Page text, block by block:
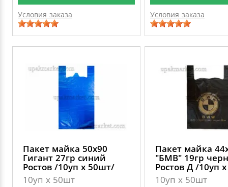
Условия заказа Условия заказа
Пакет майка 50х90
Гигант 27гр синий
Ростов /10уп х 50шт/
10уп х 50шт
Пакет майка
"БМВ" 19гр
Ростов Д /10уп
10уп х 50шт